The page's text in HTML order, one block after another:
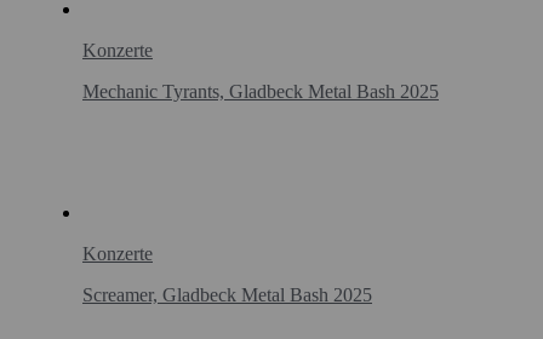
Konzerte
Mechanic Tyrants, Gladbeck Metal Bash 2025
Konzerte
Screamer, Gladbeck Metal Bash 2025